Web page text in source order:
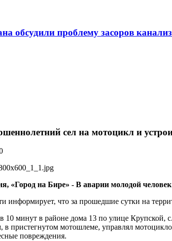
обсудили проблему засоров
сел на мотоцикл и
на Бире» - В аварии молодой
информирует, что за прошедшие сутки на
10 минут в районе дома 13 по улице
в пристегнутом мотошлеме, управлял
повреждения.